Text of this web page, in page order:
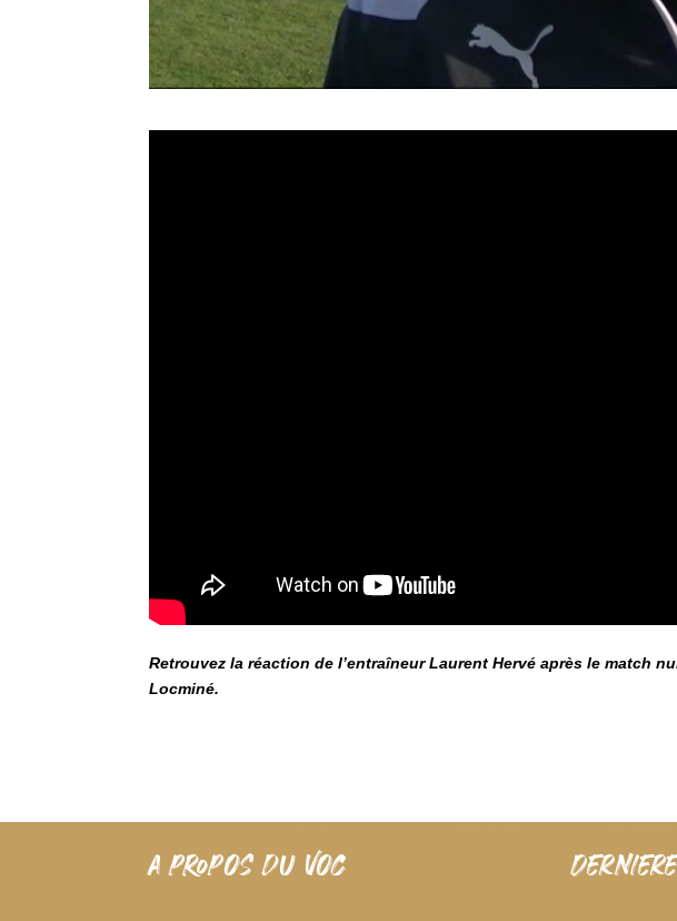
Retrouvez la réaction de l’entraîneur Laurent Hervé après le match
Locminé.
A PROPOS DU VOC